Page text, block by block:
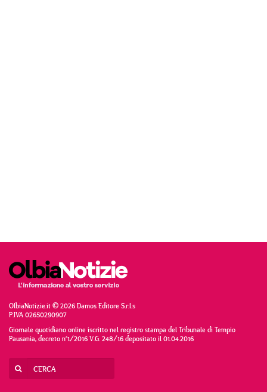
OlbiaNotizie.it © 2026 Damos Editore S.r.l.s
P.IVA 02650290907
Giornale quotidiano online iscritto nel registro stampa del Tribunale di Tempio
Pausania, decreto n°1/2016 V.G. 248/16 depositato il 01.04.2016